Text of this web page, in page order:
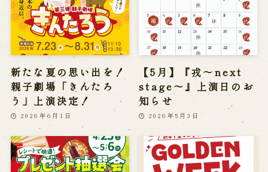
新たな夏の思い出を！
親子劇場「きんたろ
う」上演決定！
2026年6月1日
【5月】『戎～next
stage～』上演日のお
知らせ
2026年5月3日